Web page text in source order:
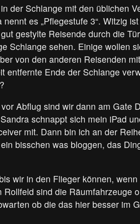
der Schlange mit den üblichen
es „Pflegestufe 3“. Witzig
gestylte Reisende durch die
Schlange sehen. Einige wollen
von den anderen Reisenden
entfernte Ende der Schlange
Abflug sind wir dann am Gate
schnappt sich mein iPad
mit. Dann bin ich an der
bisschen was bloggen, das
wir in den Flieger können,
Rollfeld sind die Räumfahrzeuge
ob die das hier besser im